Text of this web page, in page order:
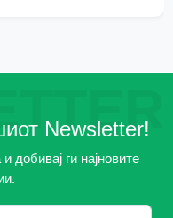
Newsletter!
добивај ги најновите